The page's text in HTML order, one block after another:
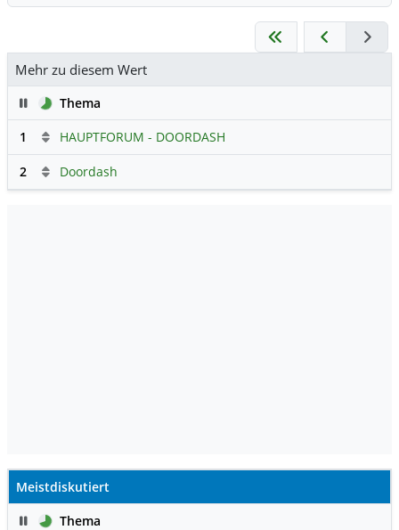
Mehr zu diesem Wert
PauseThema
1
HAUPTFORUM - DOORDASH
2 Doordash
Meistdiskutiert
PauseThema